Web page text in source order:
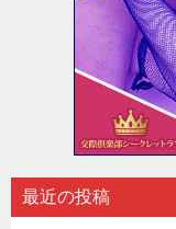
最近の投稿